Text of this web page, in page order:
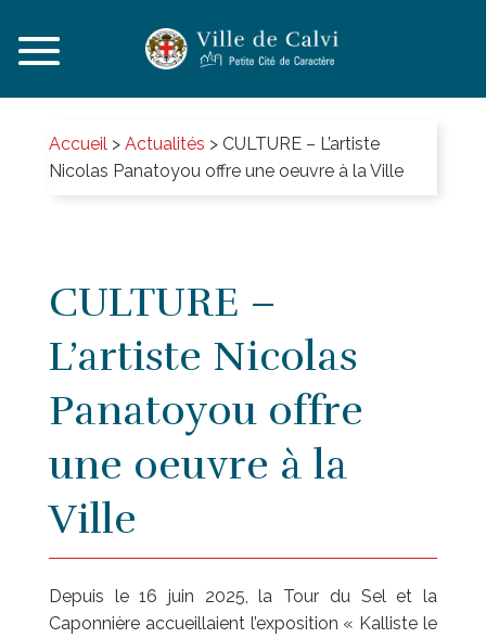
Accueil> Actualités > CULTURE – L’artiste
Nicolas Panatoyou offre une oeuvre à la Ville
CULTURE –
L’artiste Nicolas
Panatoyou offre
une oeuvre à la
Ville
Depuis le 16 juin 2025, la Tour du Sel et la
Caponnière accueillaient l’exposition « Kalliste le